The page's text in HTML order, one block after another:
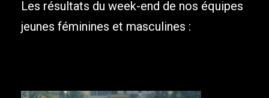
Les résultats du week-end de nos équipes
jeunes féminines et masculines :